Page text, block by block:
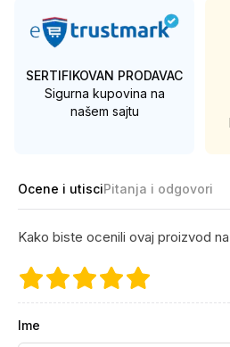
SERTIFIKOVAN PRODAVAC
Sigurna kupovina na
našem sajtu
Ocene i utisciPitanja i odgovori
Kako biste ocenili ovaj proizvod
Ime